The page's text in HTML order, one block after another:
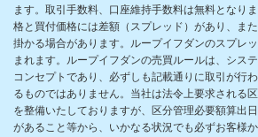
ます。取引手数料、口座維持手数料は無料となり
格と買付価格には差額（スプレッド）があり、ま
掛かる場合があります。ループイフダンのスプレ
まれます。ループイフダンの売買ルールは、シス
コンセプトであり、必ずしも記載通りに取引が行
るものではありません。当社は法令上要求される
を整備いたしておりますが、区分管理必要額算出
があること等から、いかなる状況でも必ずお客様